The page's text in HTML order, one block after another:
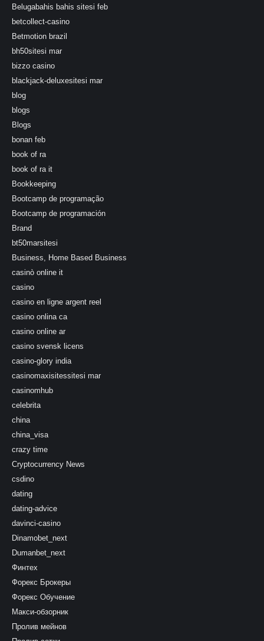
Belugabahis bahis sitesi feb
betcollect-casino
Betmotion brazil
bh50sitesi mar
bizzo casino
blackjack-deluxesitesi mar
blog
blogs
Blogs
bonan feb
book of ra
book of ra it
Bookkeeping
Bootcamp de programação
Bootcamp de programación
Brand
bt50marsitesi
Business, Home Based Business
casinò online it
casino
casino en ligne argent reel
casino onlina ca
casino online ar
casino svensk licens
casino-glory india
casinomaxisitessitesi mar
casinomhub
celebrita
china
china_visa
crazy time
Cryptocurrency News
csdino
dating
dating-advice
davinci-casino
Dinamobet_next
Dumanbet_next
Финтех
Форекс Брокеры
Форекс Обучение
Макси-обзорник
Пролив мейнов